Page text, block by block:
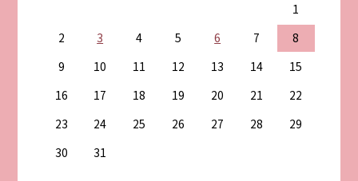
1
2
3 4 5 6 7
8
9
10 11 12 13 14
15
16
17 18 19 20 21
22
23
24 25 26 27 28
29
30
31